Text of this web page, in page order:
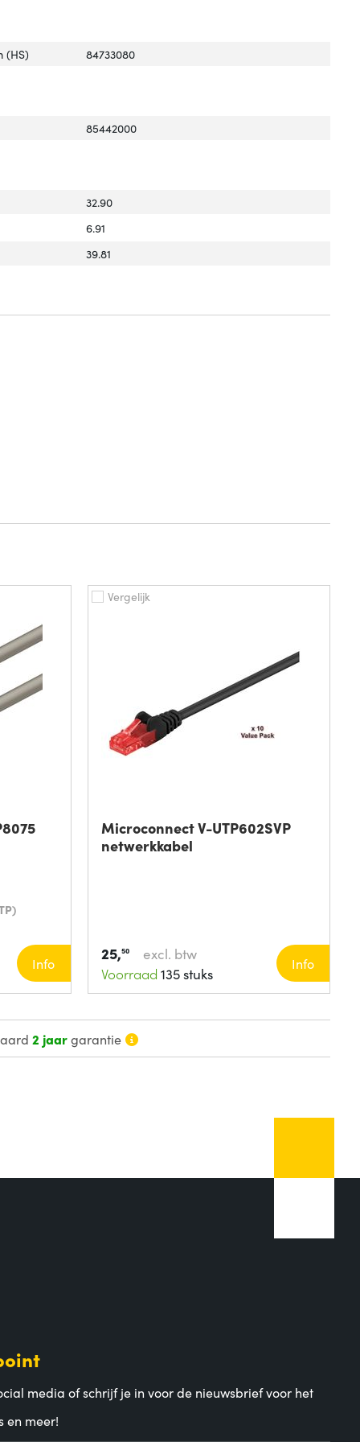
(HS) 84733080
85442000
32.90
6.91
39.81
Info
Vergelijk
Microconnect V-UTP602SVP
netwerkkabel
25,50
excl. btw
Voorraad 135 stuks
Info
2 jaargarantie
media of schrijf je in voor de nieuwsbrief voor het
en meer!